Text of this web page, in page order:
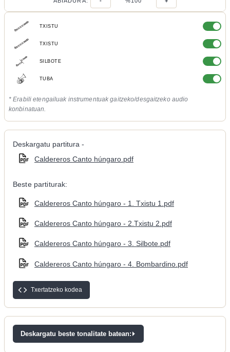
TXISTU
TXISTU
SILBOTE
TUBA
* Erabili etengailuak instrumentuak gaitzeko/desgaitzeko audio
konbinatuan.
Deskargatu partitura -
Caldereros Canto húngaro.pdf
Beste partiturak:
Caldereros Canto húngaro - 1. Txistu 1.pdf
Caldereros Canto húngaro - 2.Txistu 2.pdf
Caldereros Canto húngaro - 3. Silbote.pdf
Caldereros Canto húngaro - 4. Bombardino.pdf
Txertatzeko kodea
Deskargatu beste tonalitate batean: